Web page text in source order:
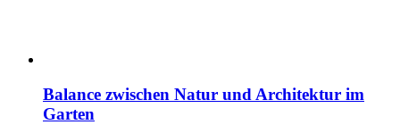
Balance zwischen Natur und Architektur im
Garten